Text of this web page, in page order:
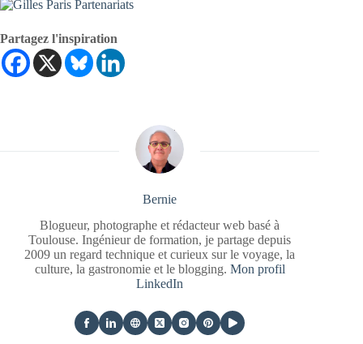
Partagez l'inspiration
Bernie
Blogueur, photographe et rédacteur web basé à
Toulouse. Ingénieur de formation, je partage depuis
2009 un regard technique et curieux sur le voyage, la
culture, la gastronomie et le blogging. Mon profil
LinkedIn